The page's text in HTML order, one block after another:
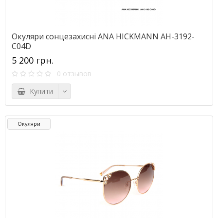
Окуляри сонцезахисні ANA HICKMANN AH-3192-
C04D
5 200 грн.
0 отзывов
Купити
Окуляри